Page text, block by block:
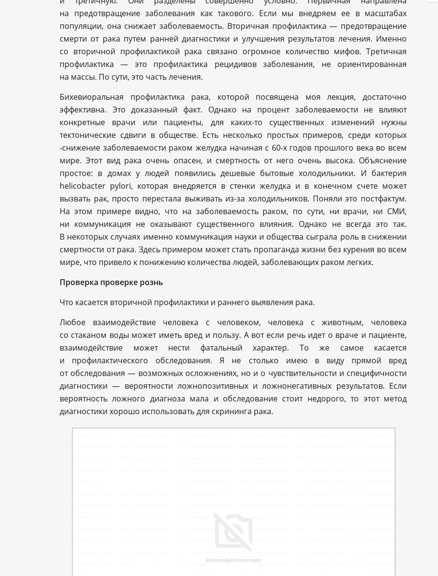
на предотвращение заболевания как такового. Если мы внедряем ее в масштабах
популяции, она снижает заболеваемость. Вторичная профилактика — предотвращение
смерти от рака путем ранней диагностики и улучшения результатов лечения. Именно
со вторичной профилактикой рака связано огромное количество мифов. Третичная
профилактика — это профилактика рецидивов заболевания, не ориентированная
на массы. По сути, это часть лечения.
Бихевиоральная профилактика рака, которой посвящена моя лекция, достаточно
эффективна. Это доказанный факт. Однако на процент заболеваемости не влияют
конкретные врачи или пациенты, для каких-то существенных изменений нужны
тектонические сдвиги в обществе. Есть несколько простых примеров, среди которых
-снижение заболеваемости раком желудка начиная с 60-х годов прошлого века во всем
мире. Этот вид рака очень опасен, и смертность от него очень высока. Объяснение
простое: в домах у людей появились дешевые бытовые холодильники. И бактерия
helicobacter pylori, которая внедряется в стенки желудка и в конечном счете может
вызвать рак, просто перестала выживать из-за холодильников. Поняли это постфактум.
На этом примере видно, что на заболеваемость раком, по сути, ни врачи, ни СМИ,
ни коммуникация не оказывают существенного влияния. Однако не всегда это так.
В некоторых случаях именно коммуникация науки и общества сыграла роль в снижении
смертности от рака. Здесь примером может стать пропаганда жизни без курения во всем
мире, что привело к понижению количества людей, заболевающих раком легких.
Проверка проверке рознь
Что касается вторичной профилактики и раннего выявления рака.
Любое взаимодействие человека с человеком, человека с животным, человека
со стаканом воды может иметь вред и пользу. А вот если речь идет о враче и пациенте,
взаимодействие может нести фатальный характер. То же самое касается
и профилактического обследования. Я не столько имею в виду прямой вред
от обследования — возможных осложнениях, но и о чувствительности и специфичности
диагностики — вероятности ложнопозитивных и ложнонегативных результатов. Если
вероятность ложного диагноза мала и обследование стоит недорого, то этот метод
диагностики хорошо использовать для скрининга рака.